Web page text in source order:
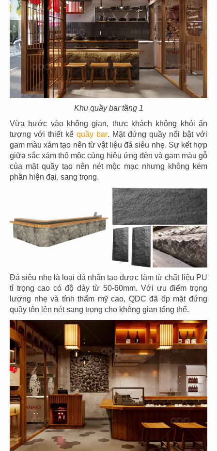
Khu quầy bar tầng 1
Vừa bước vào không gian, thực khách không khỏi ấn
tượng với thiết kế quầy bar. Mặt đứng quầy nổi bật với
gam màu xám tạo nên từ vật liệu đá siêu nhẹ. Sự kết hợp
giữa sắc xám thô mộc cùng hiệu ứng đèn và gam màu gỗ
của mặt quầy tạo nên nét mộc mạc nhưng không kém
phần hiện đại, sang trọng.
Đá siêu nhẹ là loại đá nhân tạo được làm từ chất liệu PU
tỉ trọng cao có độ dày từ 50-60mm. Với ưu điểm trọng
lượng nhẹ và tính thẩm mỹ cao, QDC đã ốp mặt đứng
quầy tôn lên nét sang trọng cho không gian tổng thể.
THIẾT KẾ THI CÔNG NHÀ HÀNG NHẬT
KIWAMI OMAKASE HẢI PHÒNG
Chủ đầu tư: Công Ty Omakase Japan
Diện tích: 130 m2
Địa chỉ: Số 04, lô 15 Thế Lữ, Hạ Lý, Hồng Bàng, Hải
CHI TIẾT
THIẾT KẾ THI CÔNG NHÀ HÀNG NHẬT
IKIGAI
Chủ đầu tư: Anh Giang
Diện tích: 565m2
Địa điểm: 4A Cao Thắng, Phường 5, Quận 3,
Tp.HCM